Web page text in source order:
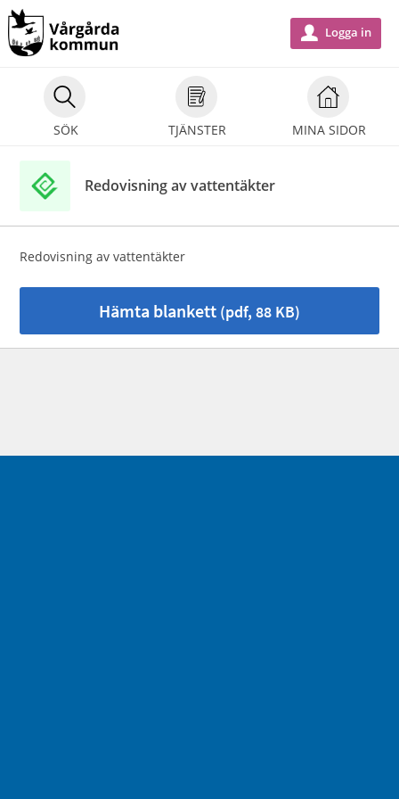
Välkommen
till
e-
tjänster
Vårgårda
SÖK TJÄNSTER MINA SIDOR
u Logga in
Redovisning av vattentäkter
Redovisning av vattentäkter
Hämta blankett (pdf, 88 KB)